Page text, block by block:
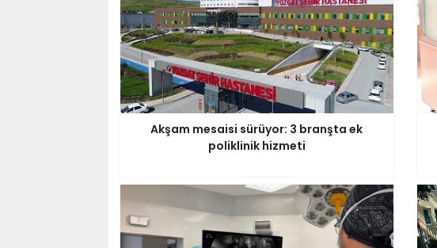
Akşam mesaisi sürüyor: 3 branşta ek
poliklinik hizmeti